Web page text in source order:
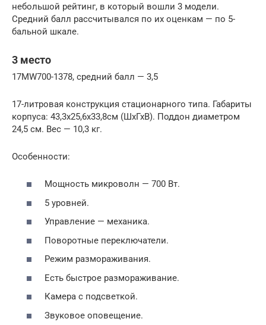
небольшой рейтинг, в который вошли 3 модели.
Средний балл рассчитывался по их оценкам — по 5-
бальной шкале.
3 место
17MW700-1378, средний балл — 3,5
17-литровая конструкция стационарного типа. Габариты
корпуса: 43,3х25,6х33,8см (ШхГхВ). Поддон диаметром
24,5 см. Вес — 10,3 кг.
Особенности:
Мощность микроволн — 700 Вт.
5 уровней.
Управление — механика.
Поворотные переключатели.
Режим размораживания.
Есть быстрое размораживание.
Камера с подсветкой.
Звуковое оповещение.